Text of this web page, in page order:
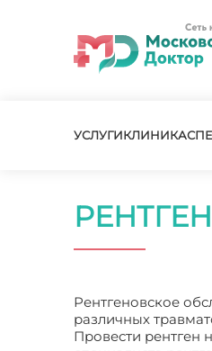
УСЛУГИКЛИНИКА
Рентгеновское
различных
Провести рентген